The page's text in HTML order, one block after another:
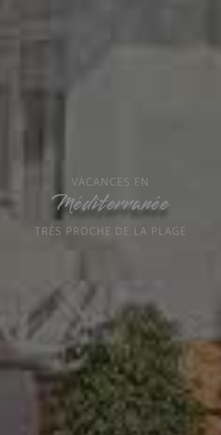
VACANCES EN
Méditerranée
TRÈS PROCHE DE LA PLAGE